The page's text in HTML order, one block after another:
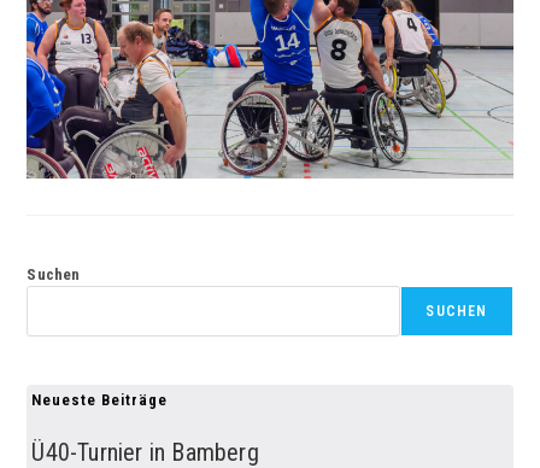
Suchen
SUCHEN
Neueste Beiträge
Ü40-Turnier in Bamberg